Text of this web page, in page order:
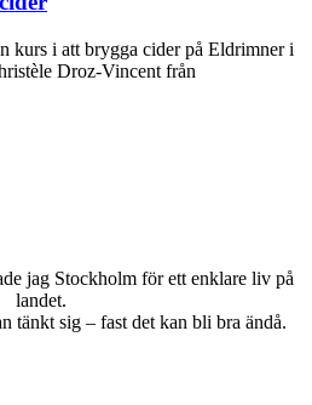
kurs i att brygga cider på Eldrimner i
Droz-Vincent från
jag Stockholm för ett enklare liv på
landet.
tänkt sig – fast det kan bli bra ändå.